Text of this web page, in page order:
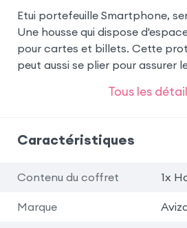
Etui portefeuille Smartphone,
Une housse qui dispose
pour cartes et billets. Cette
peut aussi se plier pour assurer
Tous les
Caractéristiques
Contenu du coffret 1x
Marque